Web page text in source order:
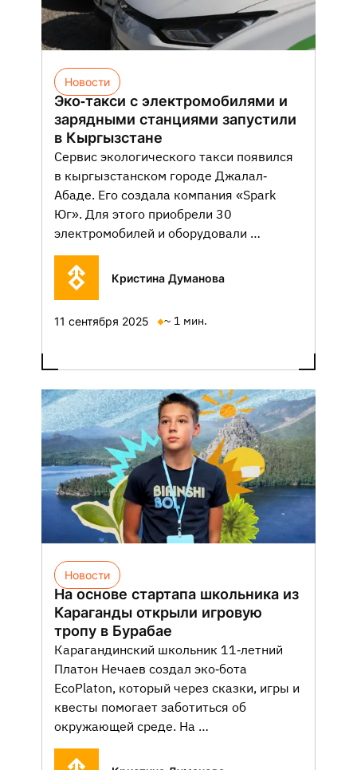
Новости
Эко-такси с электромобилями и
зарядными станциями запустили
в Кыргызстане
Сервис экологического такси появился
в кыргызстанском городе Джалал-
Абаде. Его создала компания «Spark
Юг». Для этого приобрели 30
электромобилей и оборудовали …
Кристина Думанова
11 сентября 2025 ~ 1 мин.
Новости
На основе стартапа школьника из
Караганды открыли игровую
тропу в Бурабае
Карагандинский школьник 11-летний
Платон Нечаев создал эко-бота
EcoPlaton, который через сказки, игры и
квесты помогает заботиться об
окружающей среде. На …